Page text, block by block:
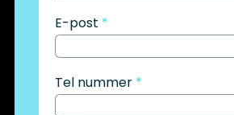
E-post *
Tel nummer *